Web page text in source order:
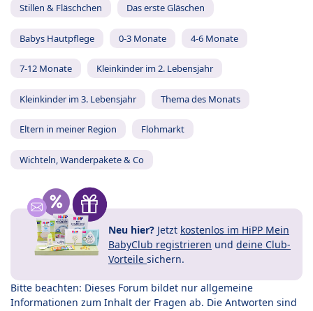
Stillen & Fläschchen Das erste Gläschen
Babys Hautpflege 0-3 Monate 4-6 Monate
7-12 Monate Kleinkinder im 2. Lebensjahr
Kleinkinder im 3. Lebensjahr Thema des Monats
Eltern in meiner Region Flohmarkt
Wichteln, Wanderpakete & Co
Neu hier? Jetzt kostenlos im HiPP Mein
BabyClub registrieren und deine Club-
Vorteile sichern.
Bitte beachten: Dieses Forum bildet nur allgemeine
Informationen zum Inhalt der Fragen ab. Die Antworten sind